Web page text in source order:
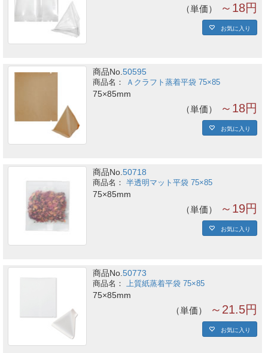
単価 ～18円
お気に入り
商品No.50595
Ａクラフト蒸着平袋 75×85
75×85mm
単価 ～18円
お気に入り
商品No.50718
半透明マット平袋 75×85
75×85mm
単価 ～19円
お気に入り
商品No.50773
上質紙蒸着平袋 75×85
75×85mm
単価 ～21.5円
お気に入り